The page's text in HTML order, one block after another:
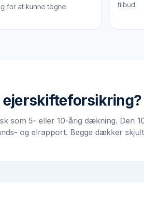
for at kunne tegne
tilbud.
ejerskifteforsikring?
som 5- eller 10-årig dækning. Den
og elrapport. Begge dækker